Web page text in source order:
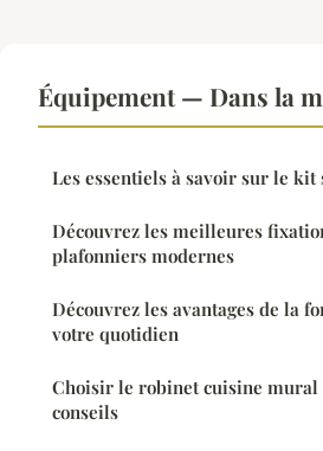
Équipement — Dans la
Les essentiels à savoir sur le kit
Découvrez les meilleures
plafonniers modernes
Découvrez les avantages de la
votre quotidien
Choisir le robinet cuisine mural
conseils